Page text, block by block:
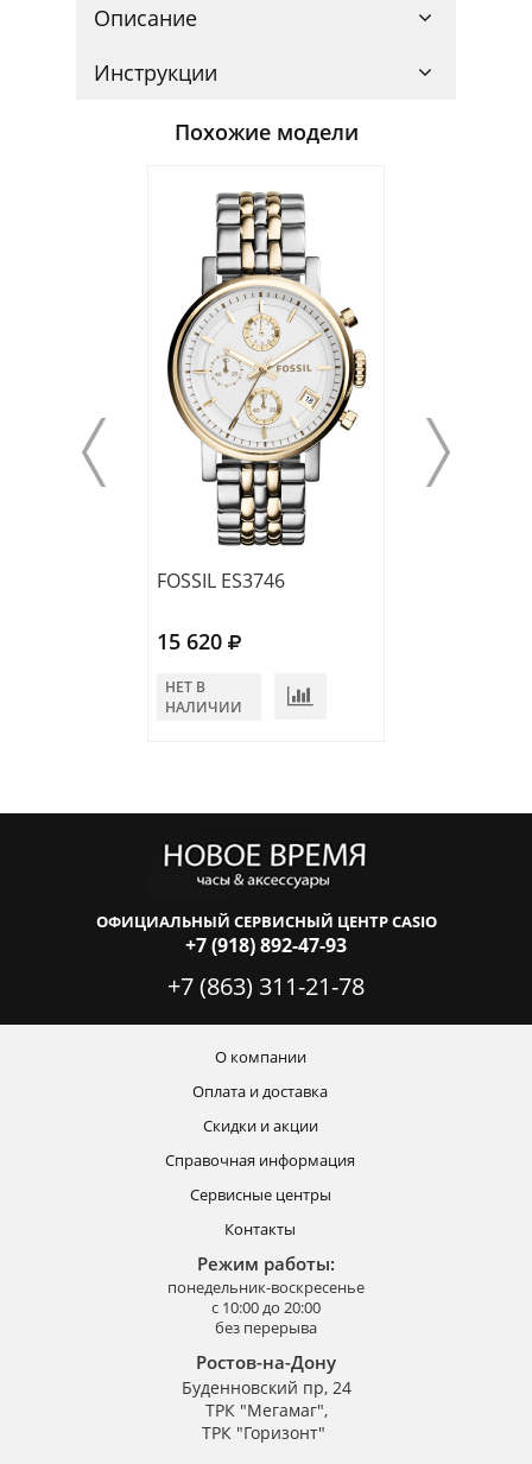
Описание
Инструкции
Похожие модели
FOSSIL ES3746
15 620
НЕТ В
НАЛИЧИИ
ОФИЦИАЛЬНЫЙ СЕРВИСНЫЙ ЦЕНТР CASIO
+7 (918) 892-47-93
+7 (863) 311-21-78
О компании
Оплата и доставка
Скидки и акции
Справочная информация
Сервисные центры
Контакты
Режим работы:
понедельник-воскресенье
с 10:00 до 20:00
без перерыва
Ростов-на-Дону
Буденновский пр, 24
ТРК "Мегамаг",
ТРК "Горизонт"